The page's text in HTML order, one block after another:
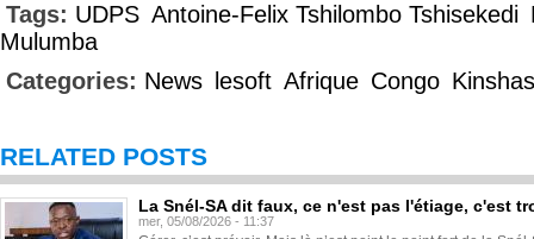
Tags: UDPS Antoine-Felix Tshilombo Tshisekedi
Mulumba
Categories: News lesoft Afrique Congo
RELATED POSTS
La Snél-SA dit faux, ce n'est pas l'étiage, c'est
mer, 05/08/2026 - 11:37